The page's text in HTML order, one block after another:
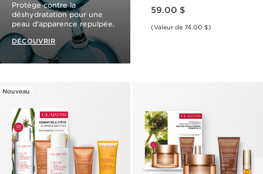
Protège contre la
déshydratation pour une
peau d'apparence repulpée.
DÉCOUVRIR
59.00 $
(Valeur de 74.00 $)
Nouveau